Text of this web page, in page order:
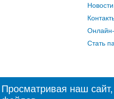
Просматривая наш
Новости
Онлайн-
Стать